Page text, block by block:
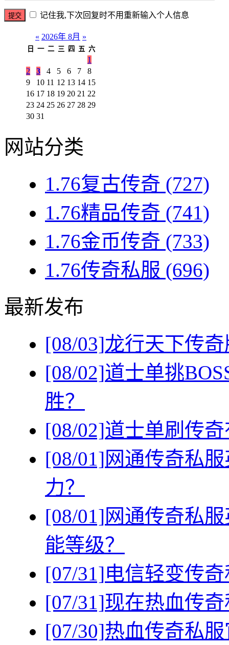
记住我,下次回复时不用重新输入个人信息
« 2026年 8月 »
日 一 二 三 四 五 六
1
2
3 4 5 6 7
8
9
10 11 12 13 14 15
16 17 18 19 20 21 22
23 24 25 26 27 28 29
30 31
网站分类
1.76复古传奇 (727)
1.76精品传奇 (741)
1.76金币传奇 (733)
1.76传奇私服 (696)
最新发布
[08/03]龙行天下传
[08/02]道士单挑
胜？
[08/02]道士单刷传
[08/01]网通传奇私
力？
[08/01]网通传奇私
能等级？
[07/31]电信轻变传
[07/31]现在热血传
[07/30]热血传奇私